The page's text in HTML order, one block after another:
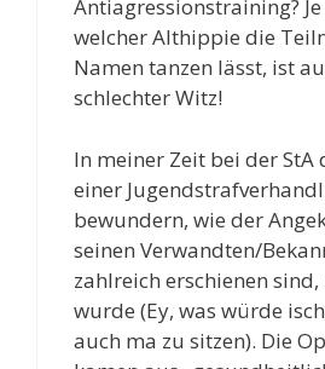
Antiagressionstraining?
welcher Althippie die
Namen tanzen lässt, ist
schlechter Witz!
In meiner Zeit bei der StA
einer
bewundern, wie der
seinen Verwandten/
zahlreich erschienen
wurde (Ey, was würde
auch ma zu sitzen). Die